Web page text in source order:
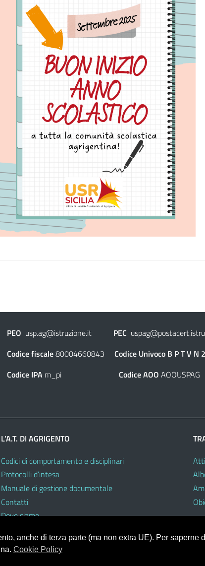
PEO usp.ag@istruzione.it PEC
Codice fiscale80004660843 Codice Univoco B P T V N 2
Codice IPAm_pi Codice AOO AOOUSPAG
L’A.T. DI AGRIGENTO
Codici di comportamento e disciplinari
Protocolli d’intesa
Manuale di gestione documentale
Contatti
Dove siamo
anche di terza parte (ma non extra UE). Per saperne
Cookie Policy